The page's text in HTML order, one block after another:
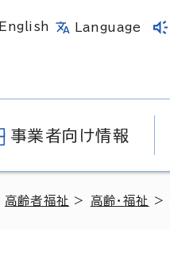
English Language
事業者向け情報
高齢者福祉 > 高齢・福祉 >